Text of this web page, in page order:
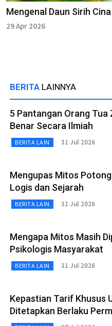
Mengenal Daun Sirih
29 Apr 2026
BERITA LAINNYA
5 Pantangan Orang
Benar Secara Ilmiah
BERITA LAIN 31 Jul 2026
Mengupas Mitos
Logis dan Sejarah
BERITA LAIN 31 Jul 2026
Mengapa Mitos Masih
Psikologis Masyarakat
BERITA LAIN 31 Jul 2026
Kepastian Tarif Khusus
Ditetapkan Berlaku